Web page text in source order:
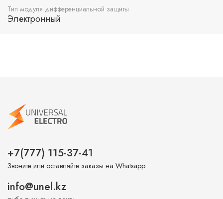
Тип модуля дифференциальной защиты
Электронный
+7(777) 115-37-41
Звоните или оставляйте заказы на Whatsapp
info@unel.kz